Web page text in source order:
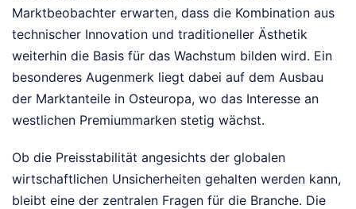
Marktbeobachter erwarten, dass die Kombination aus
technischer Innovation und traditioneller Ästhetik
weiterhin die Basis für das Wachstum bilden wird. Ein
besonderes Augenmerk liegt dabei auf dem Ausbau
der Marktanteile in Osteuropa, wo das Interesse an
westlichen Premiummarken stetig wächst.
Ob die Preisstabilität angesichts der globalen
wirtschaftlichen Unsicherheiten gehalten werden kann,
bleibt eine der zentralen Fragen für die Branche. Die